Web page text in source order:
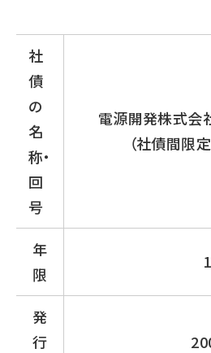
社
債
の
名
称・
回
号
電源開発株式会
（社債間限
年
限
発
行